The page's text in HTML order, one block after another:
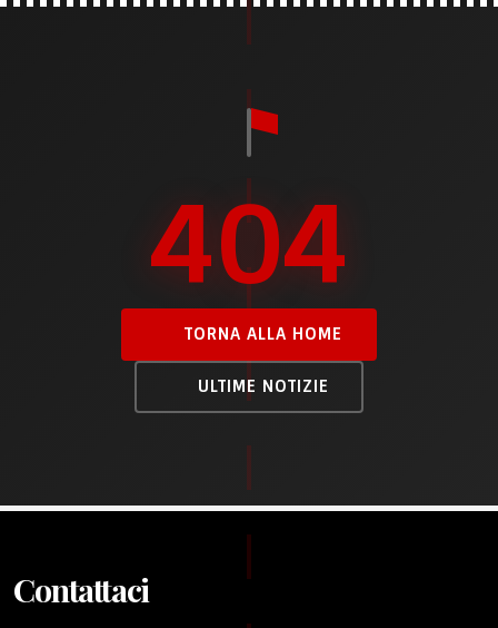
404
TORNA ALLA HOME
ULTIME NOTIZIE
Contattaci